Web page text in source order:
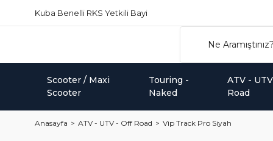
Kuba Benelli RKS Yetkili Bayi
Scooter / Maxi
Scooter
Touring -
Naked
ATV -
Road
Anasayfa ATV - UTV - Off Road Vip Track Pro Siyah